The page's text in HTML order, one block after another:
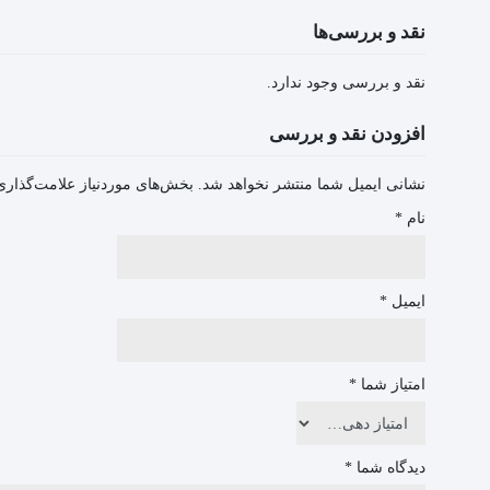
نقد و بررسی‌ها
نقد و بررسی وجود ندارد.
افزودن نقد و بررسی
نشانی ایمیل شما منتشر نخواهد شد. بخش‌های موردنیاز
نام *
ایمیل *
امتیاز شما *
دیدگاه شما *